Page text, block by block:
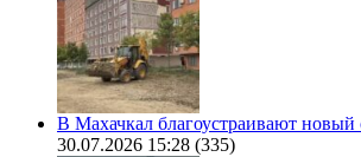
В Махачкал благоустраивают
30.07.2026 15:28 (335)